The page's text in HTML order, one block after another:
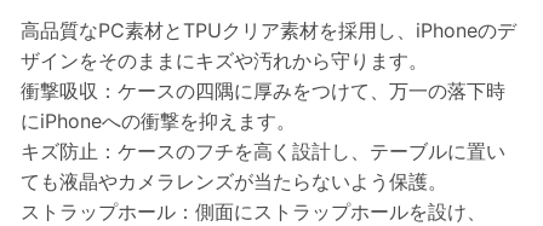
高品質なPC素材とTPUクリア素材を採用し、iPhoneのデ
ザインをそのままにキズや汚れから守ります。
衝撃吸収：ケースの四隅に厚みをつけて、万一の落下時
にiPhoneへの衝撃を抑えます。
キズ防止：ケースのフチを高く設計し、テーブルに置い
ても液晶やカメラレンズが当たらないよう保護。
ストラップホール：側面にストラップホールを設け、